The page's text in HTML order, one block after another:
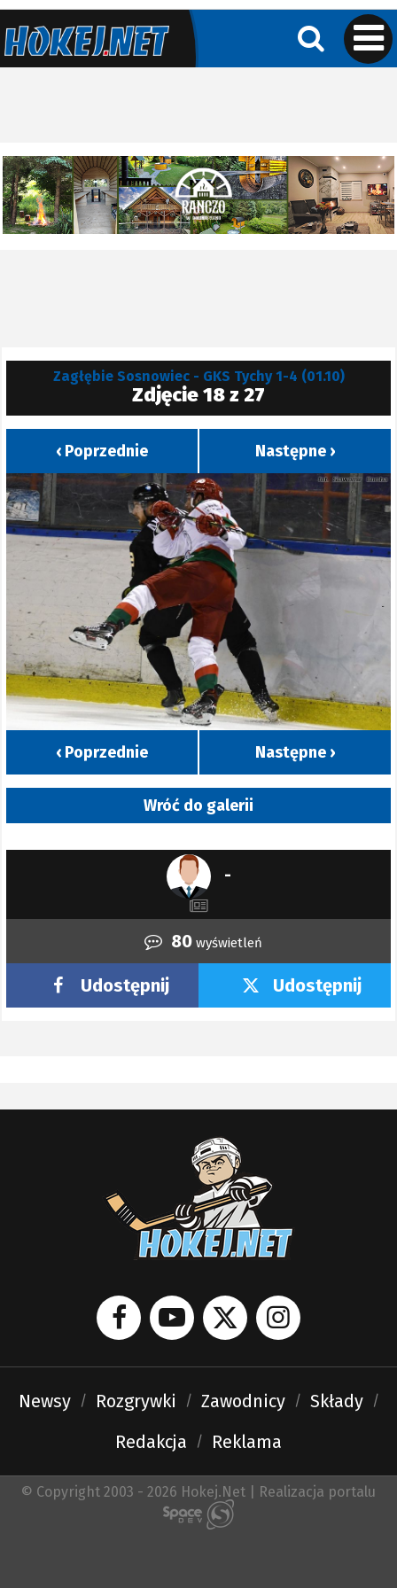
Zagłębie Sosnowiec - GKS Tychy 1-4 (01.10)
Zdjęcie 18 z 27
‹ Poprzednie Następne ›
‹ Poprzednie Następne ›
Wróć do galerii
-
80wyświetleń
Udostępnij Udostępnij
Newsy Rozgrywki Zawodnicy
Składy
Redakcja
Reklama
© Copyright 2003 - 2026 Hokej.Net | Realizacja portalu